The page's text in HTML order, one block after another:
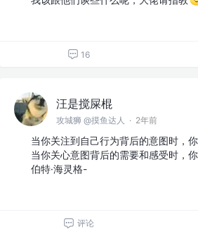
16
汪是搅屎棍
攻城狮 @摸鱼达人 · 2年前
当你关注到自己行为背后的意图时，
当你关心意图背后的需要和感受时，
伯特·海灵格-
评论